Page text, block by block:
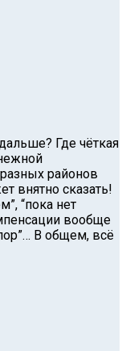
Где чёткая
районов
внятно сказать!
“пока нет
вообще
В общем, всё